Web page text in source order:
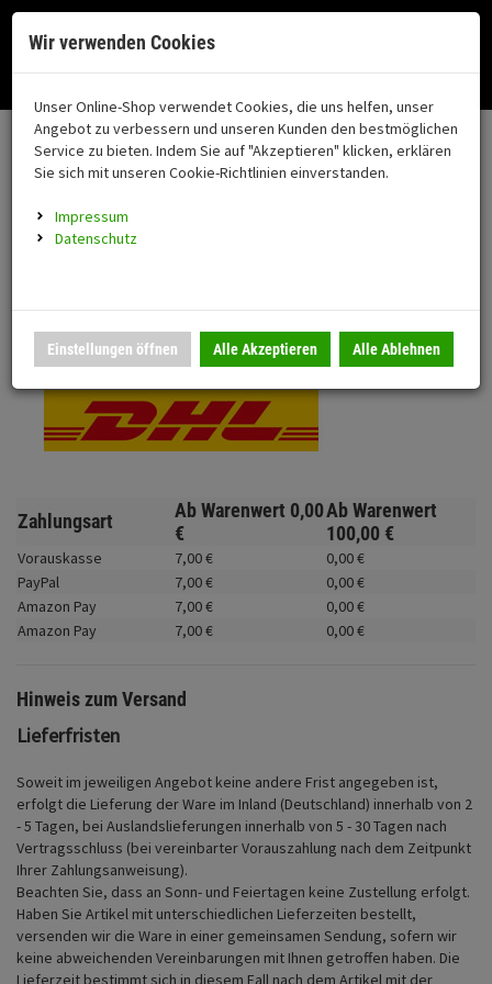
Fahrzeugteile
Alle Kategorien
FAHRZEUGTEILE
Montageständer
Beleuchtung
Fahrwerk
Zubehör
Merchandise
Neuheiten
coming soon
Anmelden | Registrieren Merkzettel
Ihr Warenkorb ist momentan leer.
Ergebnisse () Fertig
Nutzung unserer Dienste erklären Sie sich damit einverstanden!
Okay Datenschutz
Menü
Motorrad auswählen
Versand & Lieferung
Bitte wählen Sie Ihr Lieferland.
DHL National
Zahlungsart Ab Warenwert 0,00
€
Ab Warenwert
100,00 €
Vorauskasse 7,00€ 0,00€
PayPal
7,00€ 0,00€
Amazon Pay
7,00€ 0,00€
Amazon Pay
7,00€ 0,00€
Hinweis zum Versand
Lieferfristen
Soweit im jeweiligen Angebot keine andere Frist angegeben ist,
erfolgt die Lieferung der Ware im Inland (Deutschland) innerhalb von 2
- 5 Tagen, bei Auslandslieferungen innerhalb von 5 - 30 Tagen nach
Vertragsschluss (bei vereinbarter Vorauszahlung nach dem Zeitpunkt
Ihrer Zahlungsanweisung).
Beachten Sie, dass an Sonn- und Feiertagen keine Zustellung erfolgt.
Haben Sie Artikel mit unterschiedlichen Lieferzeiten bestellt,
versenden wir die Ware in einer gemeinsamen Sendung, sofern wir
keine abweichenden Vereinbarungen mit Ihnen getroffen haben. Die
Lieferzeit bestimmt sich in diesem Fall nach dem Artikel mit der
Wir verwenden Cookies
Unser Online-Shop verwendet Cookies, die uns helfen, unser
Angebot zu verbessern und unseren Kunden den bestmöglichen
Service zu bieten. Indem Sie auf "Akzeptieren" klicken, erklären
Sie sich mit unseren Cookie-Richtlinien einverstanden.
Impressum
Datenschutz
Einstellungen öffnen Alle Akzeptieren Alle Ablehnen